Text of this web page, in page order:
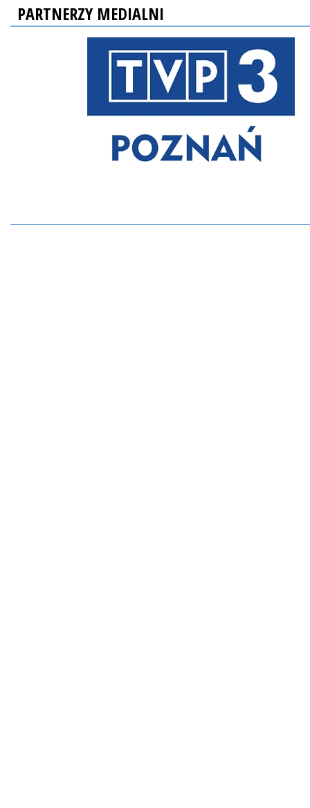
PARTNERZY MEDIALNI